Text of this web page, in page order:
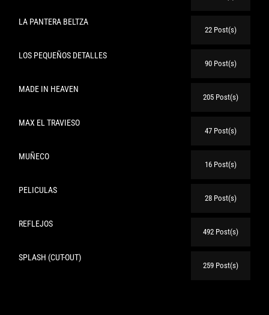
LA PANTERA BELTZA
22 Post(s)
LOS PEQUEÑOS DETALLES
90 Post(s)
MADE IN HEAVEN
205 Post(s)
MAX EL TRAVIESO
47 Post(s)
MUÑECO
16 Post(s)
PELICULAS
28 Post(s)
REFLEJOS
492 Post(s)
SPLASH (CUT-OUT)
259 Post(s)